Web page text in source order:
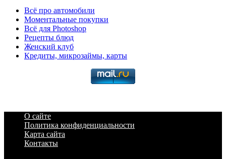
Всё про автомобили
Моментальные покупки
Всё для Photoshop
Рецепты блюд
Женский клуб
Кредиты, микрозаймы, карты
О сайте
Политика конфиденциальности
Карта сайта
Контакты